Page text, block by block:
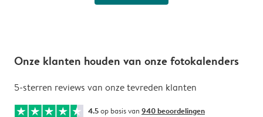
Onze klanten houden van onze fotokalenders
5-sterren reviews van onze tevreden klanten
4.5op basis van 940 beoordelingen